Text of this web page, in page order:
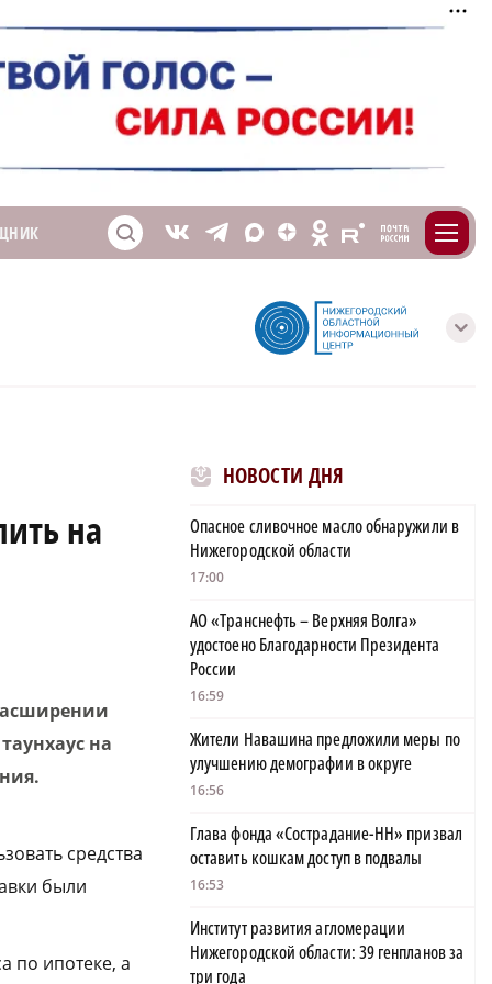
S V T X Z O E m
с
на
на
средства
были
по ипотеке, а
НОВОСТИ ДНЯ
Опасное сливочное масло обнаружили в
Нижегородской области
17:00
АО «Транснефть – Верхняя Волга»
удостоено Благодарности Президента
России
16:59
Жители Навашина предложили меры по
улучшению демографии в округе
16:56
Глава фонда «Сострадание-НН» призвал
оставить кошкам доступ в подвалы
16:53
Институт развития агломерации
Нижегородской области: 39 генпланов за
три года